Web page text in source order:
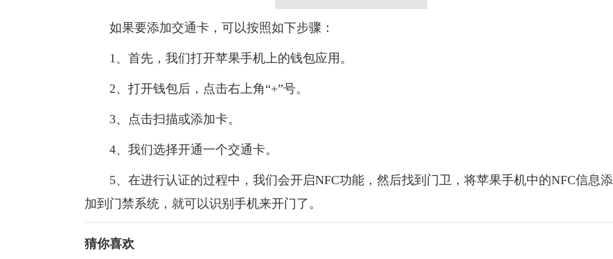
如果要添加交通卡，可以按照如下步骤：
1、首先，我们打开苹果手机上的钱包应用。
2、打开钱包后，点击右上角“+”号。
3、点击扫描或添加卡。
4、我们选择开通一个交通卡。
5、在进行认证的过程中，我们会开启NFC功能，然后找到门卫，将苹果手机中的NFC信息添
加到门禁系统，就可以识别手机来开门了。
猜你喜欢